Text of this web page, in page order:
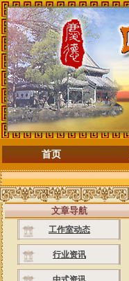
首页
文章导航
工作室动态
行业资讯